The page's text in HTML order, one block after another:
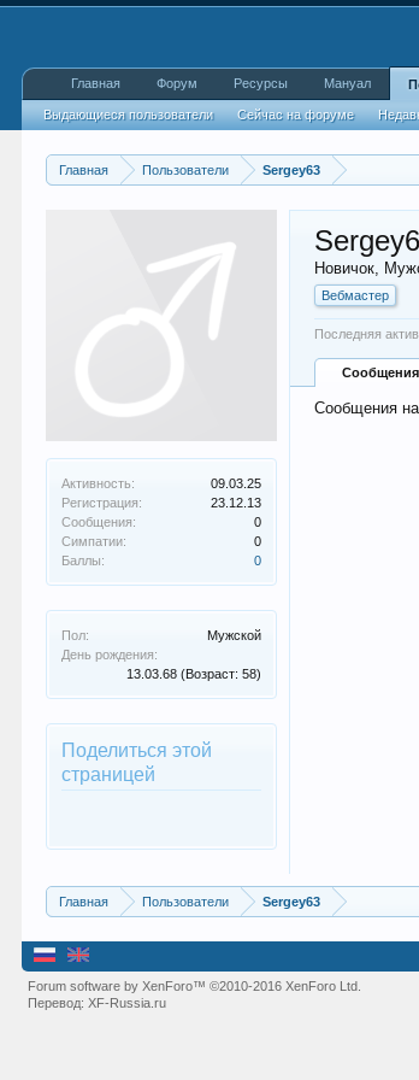
Главная Пользователи Sergey63
Активность:
09.03.25
Регистрация:
23.12.13
Сообщения:
0
Симпатии:
0
Баллы:
0
Пол:
Мужской
День рождения:
13.03.68 (Возраст: 58)
Поделиться этой
страницей
Новичок,
Вебмастер
Последняя
Сообщения
Главная Пользователи Sergey63
Главная Форум Ресурсы Мануал
Выдающиеся пользователи Сейчас на форуме
Forum software by XenForo™©2010-2016 XenForo Ltd.
Перевод:XF-Russia.ru